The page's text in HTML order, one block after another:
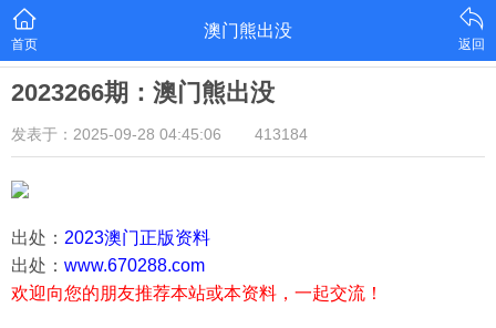
首页
澳门熊出没
返回
2023266期：澳门熊出没
发表于：2025-09-28 04:45:06 413184
出处： 2023澳门正版资料
出处： www.670288.com
欢迎向您的朋友推荐本站或本资料，一起交流！